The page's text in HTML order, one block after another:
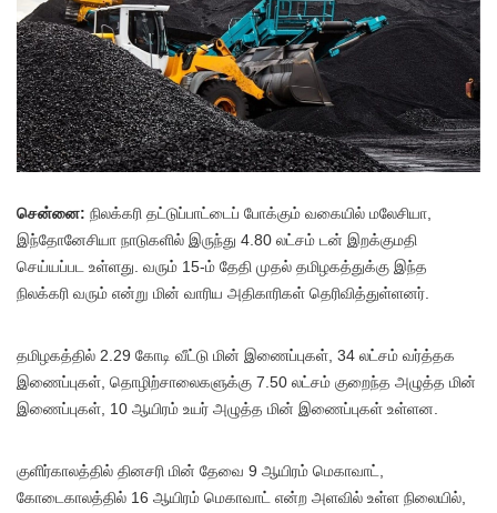
சென்னை: நிலக்கரி தட்டுப்பாட்டைப் போக்கும் வகையில் மலேசியா,
இந்தோனேசியா நாடுகளில் இருந்து 4.80 லட்சம் டன் இறக்குமதி
செய்யப்பட உள்ளது. வரும் 15-ம் தேதி முதல் தமிழகத்துக்கு இந்த
நிலக்கரி வரும் என்று மின் வாரிய அதிகாரிகள் தெரிவித்துள்ளனர்.
தமிழகத்தில் 2.29 கோடி வீட்டு மின் இணைப்புகள், 34 லட்சம் வர்த்தக
இணைப்புகள், தொழிற்சாலைகளுக்கு 7.50 லட்சம் குறைந்த அழுத்த மின்
இணைப்புகள், 10 ஆயிரம் உயர் அழுத்த மின் இணைப்புகள் உள்ளன.
குளிர்காலத்தில் தினசரி மின் தேவை 9 ஆயிரம் மெகாவாட்,
கோடைகாலத்தில் 16 ஆயிரம் மெகாவாட் என்ற அளவில் உள்ள நிலையில்,